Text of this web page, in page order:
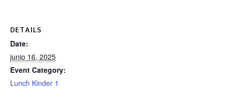
DETAILS
Date:
junio 16, 2025
Event Category:
Lunch Kinder 1